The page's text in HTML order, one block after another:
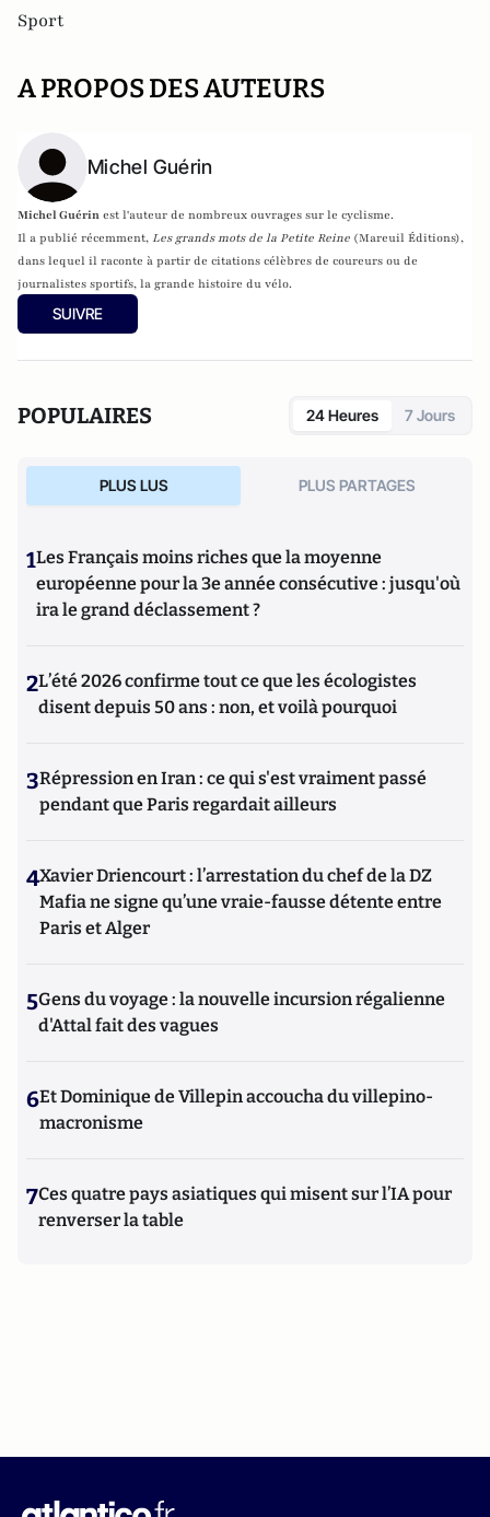
Sport
A PROPOS DES AUTEURS
Michel Guérin
Michel Guérin est l'auteur de nombreux ouvrages sur le cyclisme.
Il a publié récemment, Les grands mots de la Petite Reine (Mareuil Éditions),
dans lequel il raconte à partir de citations célèbres de coureurs ou de
journalistes sportifs, la grande histoire du vélo.
SUIVRE
POPULAIRES 24 Heures 7 Jours
PLUS LUS PLUS PARTAGES
1Les Français moins riches que la moyenne
européenne pour la 3e année consécutive : jusqu'où
ira le grand déclassement ?
2L’été 2026 confirme tout ce que les écologistes
disent depuis 50 ans : non, et voilà pourquoi
3Répression en Iran : ce qui s'est vraiment passé
pendant que Paris regardait ailleurs
4Xavier Driencourt : l’arrestation du chef de la DZ
Mafia ne signe qu’une vraie-fausse détente entre
Paris et Alger
5Gens du voyage : la nouvelle incursion régalienne
d'Attal fait des vagues
6Et Dominique de Villepin accoucha du villepino-
macronisme
7Ces quatre pays asiatiques qui misent sur l’IA pour
renverser la table